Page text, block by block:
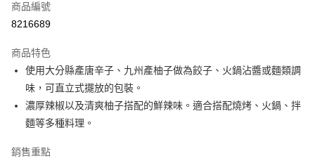
LINE Pay
街口支付
悠遊付
Google Pay
全盈+PAY
商品編號
8216689
商品特色
使用大分縣產唐辛子、九州產柚子做為餃子、火鍋沾醬或麵類調
味，可直立式擺放的包裝。
濃厚辣椒以及清爽柚子搭配的鮮辣味。適合搭配燒烤、火鍋、拌
麵等多種料理。
銷售重點